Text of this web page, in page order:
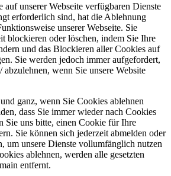
auf unserer Webseite verfügbaren Dienste
erforderlich sind, hat die Ablehnung
unserer Webseite. Sie
blockieren oder löschen, indem Sie Ihre
und das Blockieren aller Cookies auf
Sie werden jedoch immer aufgefordert,
abzulehnen, wenn Sie unsere Website
ganz, wenn Sie Cookies ablehnen
dass Sie immer wieder nach Cookies
Sie uns bitte, einen Cookie für Ihre
Sie können sich jederzeit abmelden oder
um unsere Dienste vollumfänglich nutzen
ablehnen, werden alle gesetzten
entfernt.